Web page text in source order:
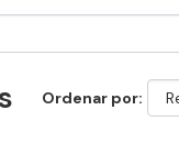
Ordenar por